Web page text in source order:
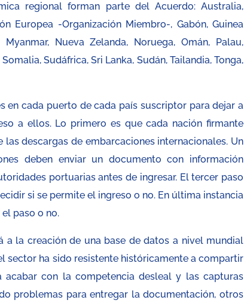
regional forman parte del Acuerdo: Australia,
Europea -Organización Miembro-, Gabón, Guinea
Nueva Zelanda, Noruega, Omán, Palau,
Sudáfrica, Sri Lanka, Sudán, Tailandia, Tonga,
cada puerto de cada país suscriptor para dejar a
a ellos. Lo primero es que cada nación firmante
descargas de embarcaciones internacionales. Un
deben enviar un documento con información
portuarias antes de ingresar. El tercer paso
si se permite el ingreso o no. En última instancia
paso o no.
a la creación de una base de datos a nivel mundial
sector ha sido resistente históricamente a compartir
con la competencia desleal y las capturas
problemas para entregar la documentación, otros